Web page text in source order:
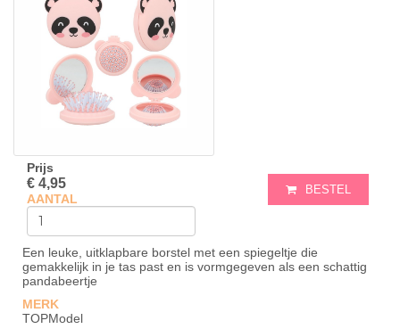
Prijs
€ 4,95
AANTAL
BESTEL
Een leuke, uitklapbare borstel met een spiegeltje die
gemakkelijk in je tas past en is vormgegeven als een schattig
pandabeertje
MERK
TOPModel